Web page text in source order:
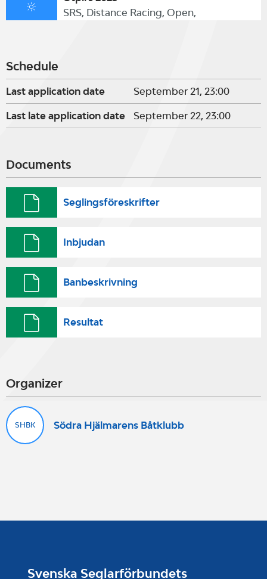
SRS, Distance Racing, Open,
Schedule
Last application date September 21, 23:00
Last late application date September 22, 23:00
Documents
Seglingsföreskrifter
Inbjudan
Banbeskrivning
Resultat
Organizer
SHBK Södra Hjälmarens Båtklubb
Svenska Seglarförbundets